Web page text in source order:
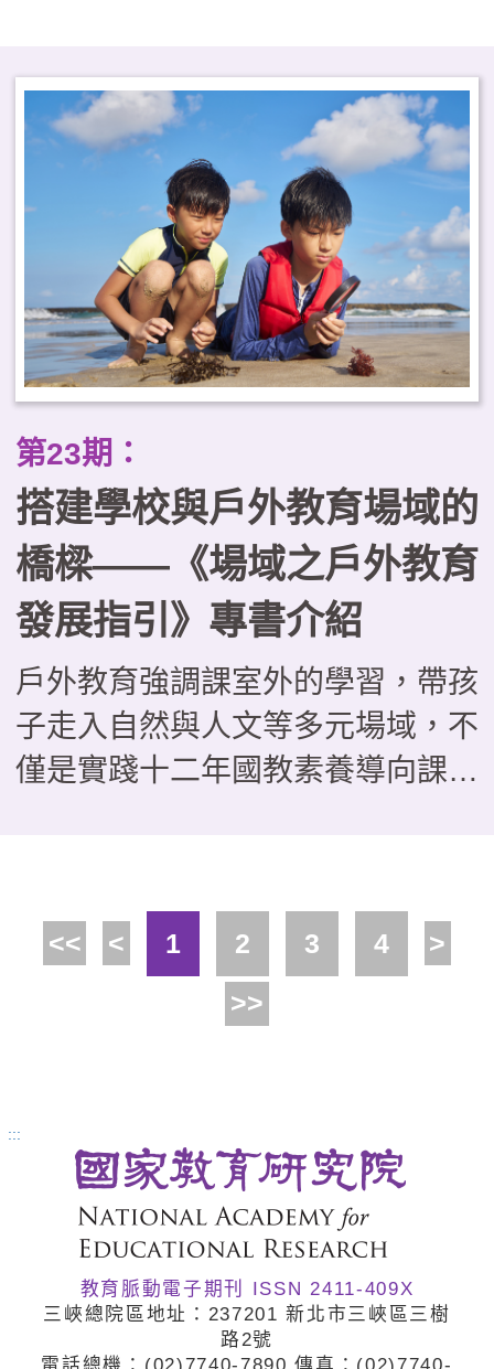
課程內涵則從知識導向，擴展至兼
顧學習效益與健康福祉，並強調與
地方建立關係及課程治理的重要
性。據此，本文提出臺灣推動戶外
教育常態化的三項工作重點，以可
及性為核心規劃課程地圖、建構跨
域合作的學習生態系，以及以優質
化原則確保課程品質。
第23期：
搭建學校與戶外教育場域的
橋樑——《場域之戶外教育
發展指引》專書介紹
戶外教育強調課室外的學習，帶孩
子走入自然與人文等多元場域，不
僅是實踐十二年國教素養導向課程
年來，不少場域也積極發展戶外教
育課程，並主動與學校合作，這本
由教育部國民及學前教育署委託國
家教育研究院戶外教育研究室編撰
正是為場域而寫的課程開發手冊。
全書從戶外教育概念的介紹開始，
涵蓋場域如何設計戶外教育課程、
與學校建立合作關係，皆提供明確
操作步驟、關鍵技術與自我檢核
表。書中亦提出四層次服務類型與
<< < 1 2 3 4 >
>>
:::
教育脈動電子期刊 ISSN 2411-409X
三峽總院區地址：237201 新北市三峽區三樹
路2號